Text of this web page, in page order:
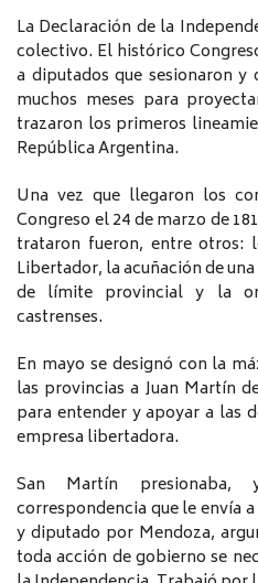
La Declaración de la
colectivo. El histórico
a diputados que sesionaron
muchos meses para
trazaron los primeros
República Argentina.
Una vez que llegaron los
Congreso el 24 de marzo de
trataron fueron, entre otros:
Libertador, la acuñación de
de límite provincial y la
castrenses.
En mayo se designó con la
las provincias a Juan Martín
para entender y apoyar a las
empresa libertadora.
San Martín
correspondencia que le envía
y diputado por Mendoza,
toda acción de gobierno se